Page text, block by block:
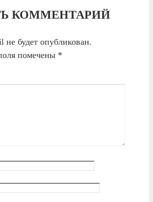
КОММЕНТАРИЙ
не будет опубликован.
помечены *